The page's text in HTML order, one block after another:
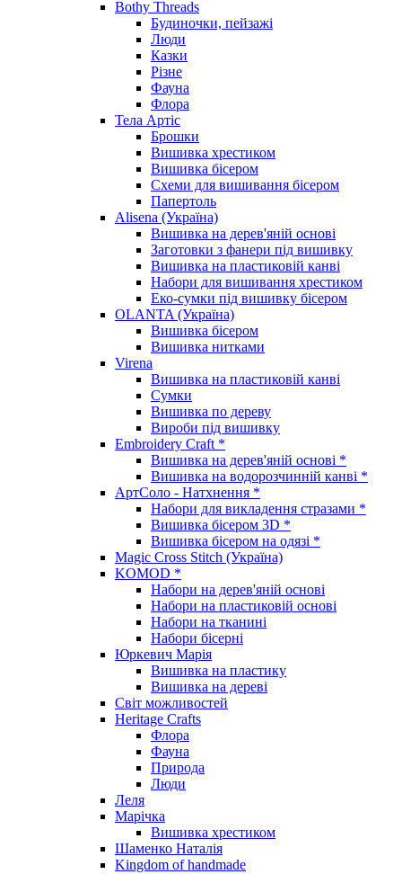
Bothy Threads
Будиночки, пейзажі
Люди
Казки
Різне
Фауна
Флора
Тела Артіс
Брошки
Вишивка хрестиком
Вишивка бісером
Схеми для вишивання бісером
Папертоль
Alisena (Україна)
Вишивка на дерев'яній основі
Заготовки з фанери під вишивку
Вишивка на пластиковій канві
Набори для вишивання хрестиком
Еко-сумки під вишивку бісером
OLANTA (Україна)
Вишивка бісером
Вишивка нитками
Virena
Вишивка на пластиковій канві
Сумки
Вишивка по дереву
Вироби під вишивку
Embroidery Craft *
Вишивка на дерев'яній основі *
Вишивка на водорозчинній канві *
АртСоло - Натхнення *
Набори для викладення стразами *
Вишивка бісером 3D *
Вишивка бісером на одязі *
Magic Cross Stitch (Україна)
KOMOD *
Набори на дерев'яній основі
Набори на пластиковій основі
Набори на тканині
Набори бісерні
Юркевич Марія
Вишивка на пластику
Вишивка на дереві
Світ можливостей
Heritage Crafts
Флора
Фауна
Природа
Люди
Леля
Марічка
Вишивка хрестиком
Шаменко Наталія
Kingdom of handmade